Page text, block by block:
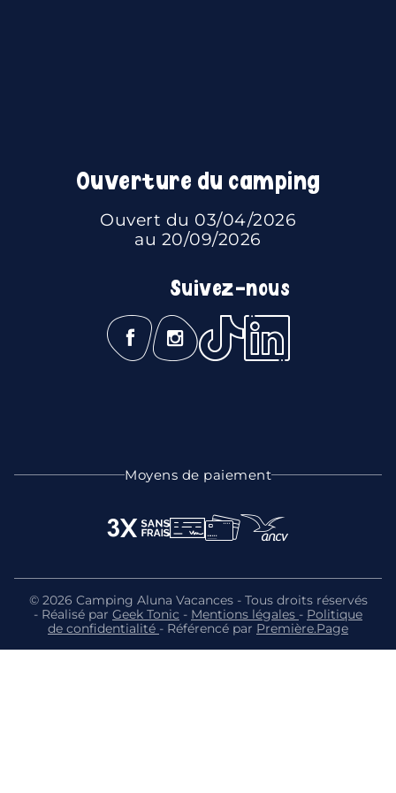
Ouverture du camping
Ouvert du 03/04/2026
au 20/09/2026
Suivez-nous
Moyens de paiement
© 2026 Camping Aluna Vacances - Tous droits réservés
- Réalisé par Geek Tonic - Mentions légales - Politique
de confidentialité - Référencé par Première.Page